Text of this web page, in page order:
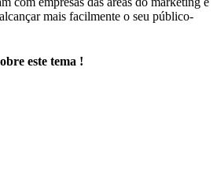
mais facilmente o seu público-
este tema !